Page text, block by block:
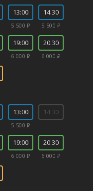
13:00
5 500 ₽
14:30
5 500 ₽
19:00
6 000 ₽
20:30
6 000 ₽
13:00
5 500 ₽
14:30
19:00
6 000 ₽
20:30
6 000 ₽